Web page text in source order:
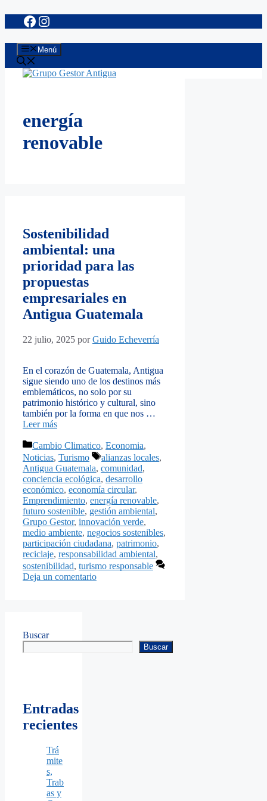
Saltar
al
Facebook
Instagram
Menú
energía
renovable
Sostenibilidad
ambiental: una
prioridad para las
propuestas
empresariales en
Antigua Guatemala
22 julio, 2025 porGuido Echeverría
En el corazón de Guatemala, Antigua
sigue siendo uno de los destinos más
emblemáticos, no solo por su
patrimonio histórico y cultural, sino
también por la forma en que nos …
Leer más
Categorías
Cambio Climatico, Economia,
Noticias, Turismo Etiquetas
alianzas locales,
Antigua Guatemala, comunidad,
conciencia ecológica, desarrollo
económico, economía circular,
Emprendimiento, energía renovable,
futuro sostenible, gestión ambiental,
Grupo Gestor, innovación verde,
medio ambiente, negocios sostenibles,
participación ciudadana, patrimonio,
reciclaje, responsabilidad ambiental,
sostenibilidad, turismo responsable
Deja un comentario
Buscar
Buscar
Entradas
recientes
Trá
mite
s,
Trab
as y